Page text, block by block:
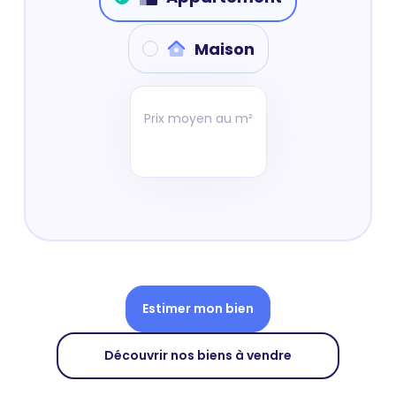
Maison
Prix moyen au m²
Estimer mon bien
Découvrir nos biens à vendre